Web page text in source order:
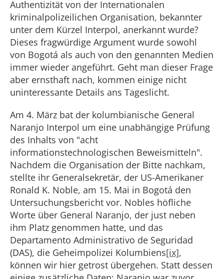
Authentizität von der Internationalen
kriminalpolizeilichen Organisation, bekannter
unter dem Kürzel Interpol, anerkannt wurde?
Dieses fragwürdige Argument wurde sowohl
von Bogotá als auch von den genannten Medien
immer wieder angeführt. Geht man dieser Frage
aber ernsthaft nach, kommen einige nicht
uninteressante Details ans Tageslicht.
Am 4. März bat der kolumbianische General
Naranjo Interpol um eine unabhängige Prüfung
des Inhalts von "acht
informationstechnologischen Beweismitteln".
Nachdem die Organisation der Bitte nachkam,
stellte ihr Generalsekretär, der US-Amerikaner
Ronald K. Noble, am 15. Mai in Bogotá den
Untersuchungsbericht vor. Nobles höfliche
Worte über General Naranjo, der just neben
ihm Platz genommen hatte, und das
Departamento Administrativo de Seguridad
(DAS), die Geheimpolizei Kolumbiens[ix],
können wir hier getrost übergehen. Statt dessen